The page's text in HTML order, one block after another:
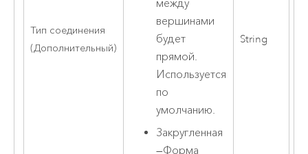
Тип соединения
(Дополнительный)
между
вершинами
будет
прямой.
Используется
по
умолчанию.
Закругленная
—Форма
String